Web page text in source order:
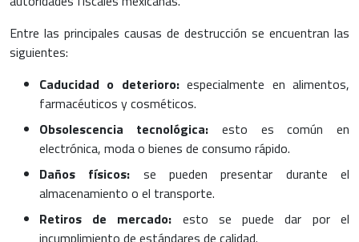
Entre las principales causas de destrucción se encuentran las
siguientes:
Caducidad o deterioro:especialmente en alimentos,
farmacéuticos y cosméticos.
Obsolescencia tecnológica: esto es común en
electrónica, moda o bienes de consumo rápido.
Daños físicos: se pueden presentar durante el
almacenamiento o el transporte.
Retiros de mercado: esto se puede dar por el